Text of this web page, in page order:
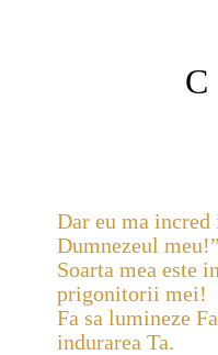
Dar eu ma
Dumnezeul
Soarta mea este
prigonitorii mei!
Fa sa lumineze
indurarea Ta.